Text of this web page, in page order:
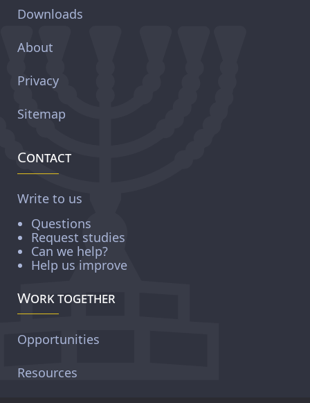
Downloads
About
Privacy
Sitemap
Contact
Write to us
Questions
Request studies
Can we help?
Help us improve
Work together
Opportunities
Resources